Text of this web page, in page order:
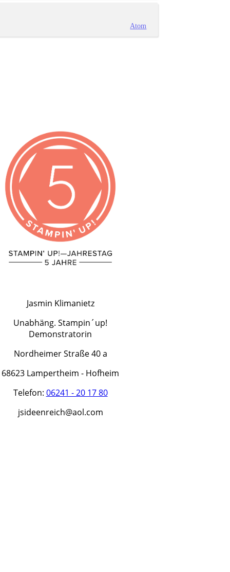
Atom
Jasmin Klimanietz
Unabhäng. Stampin´up!
Demonstratorin
Nordheimer Straße 40 a
68623 Lampertheim - Hofheim
Telefon: 06241 - 20 17 80
jsideenreich@aol.com